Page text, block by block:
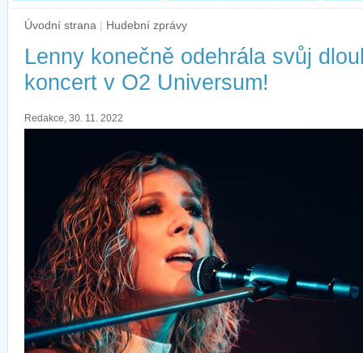
Úvodní strana | Hudební zprávy
Lenny konečně odehrála svůj
koncert v O2 Universum!
Redakce, 30. 11. 2022